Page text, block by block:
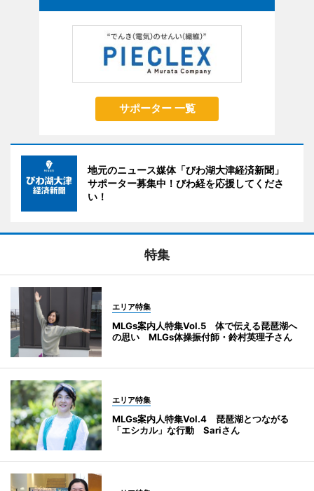
サポーター 一覧
地元のニュース媒体「びわ湖大津経済新聞」
サポーター募集中！びわ経を応援してくださ
い！
特集
エリア特集
MLGs案内人特集Vol.5 体で伝える琵琶湖へ
の思い MLGs体操振付師・鈴村英理子さん
エリア特集
MLGs案内人特集Vol.4 琵琶湖とつながる
「エシカル」な行動 Sariさん